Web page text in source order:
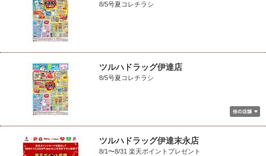
8/5号夏コレチラシ
ツルハドラッグ伊達店
8/5号夏コレチラシ
ツルハドラッグ伊達末永店
8/1〜8/31 楽天ポイントプレゼント